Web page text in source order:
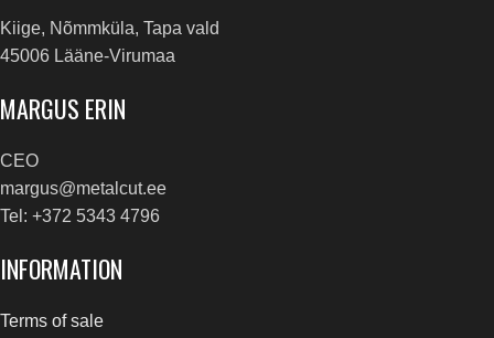
Kiige, Nõmmküla, Tapa vald
45006 Lääne-Virumaa
MARGUS ERIN
CEO
margus@metalcut.ee
Tel: +372 5343 4796
INFORMATION
Terms of sale